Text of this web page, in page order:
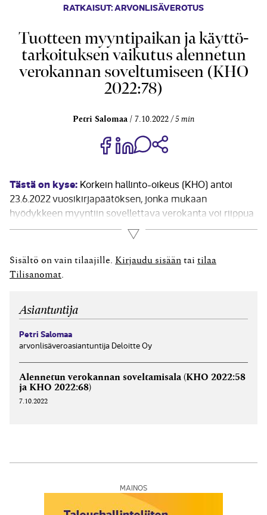
RATKAISUT: ARVONLISÄVEROTUS
Tuotteen myynti­paikan ja käyttö­
tarkoituksen vaikutus alennetun
vero­kannan soveltumiseen (KHO
2022:78)
Petri Salomaa 7.10.2022 5 min
Jaa Share on Facebook
Jaa Share on LinkedIn
Jaa WhatsApp-viestinä
Tästä on kyse: Korkein hallinto-oikeus (KHO) antoi
23.6.2022 vuosikirjapäätöksen, jonka mukaan
hyödykkeen myyntiin sovellettava verokanta voi riippua
myyntipaikasta ja siitä, mihin käyttötarkoitukseen
ostaja kyseisen hyödykkeen hankkii. Asian tosiseikat ja
aiemmat vaiheet Kyseessä olleen A Oy:n liiketoiminta
muodostui pääasiassa sähkösavukkeiden,
Lue lisää
Sisältö on vain tilaajille. Kirjaudu sisään tai tilaa
Tilisanomat
Asiantuntija
Petri Salomaa
arvonlisäveroasiantuntija Deloitte Oy
Alennetun verokannan soveltamisala (KHO 2022:58
ja KHO 2022:68)
7.10.2022
MAINOS